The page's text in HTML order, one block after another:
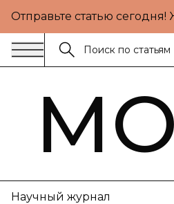
Отправьте статью
Научный журнал